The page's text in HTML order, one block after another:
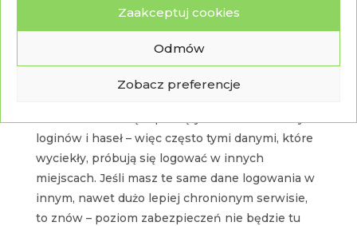
Zaakceptuj cookies
Odmów
Zobacz preferencje
pozamałżeńskich spotkań czy sklepów z
Twoje preferencje. Ale to wcale nie znaczy, że
nie będą dla Ciebie groźne.
loginów i haseł – więc często tymi danymi, które
wyciekły, próbują się logować w innych
miejscach. Jeśli masz te same dane logowania w
innym, nawet dużo lepiej chronionym serwisie,
to znów – poziom zabezpieczeń nie będzie tu